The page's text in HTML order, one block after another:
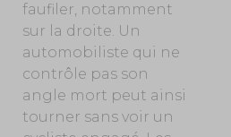
faufiler, notamment
sur la droite. Un
automobiliste qui ne
contrôle pas son
angle mort peut ainsi
tourner sans voir un